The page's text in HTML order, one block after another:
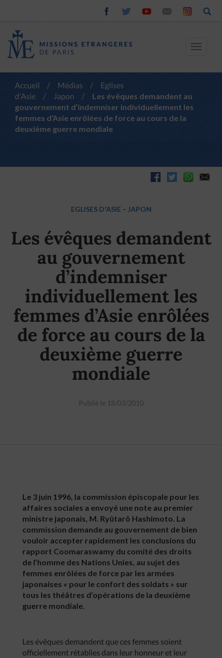
Toggle
Accueil / Médias /
Eglises
d'Asie
/ Japon /
Les évêques demandent au
gouvernement d’indemniser individuellement les
femmes d’Asie enrôlées de force au cours de la
deuxième guerre mondiale
EGLISES D'ASIE – JAPON
Les évêques demandent
au gouvernement
d’indemniser
individuellement les
femmes d’Asie enrôlées
de force au cours de la
deuxième guerre
mondiale
Publié le 18/03/2010
Le 3 juin 1996, la commission épiscopale pour les
affaires sociales a envoyé une note au premier
ministre japonais, M. Ryûtarô Hashimoto. La
commission demande au gouvernement de bien
vouloir accepter rapidement les conclusions du
rapport Coomaraswamy du comité des droits
de l’homme des Nations Unies, au sujet des
femmes enrôlées de force par les armées
japonaises « pour le confort des soldats » sur
tous les théâtres d’opérations de la deuxième
guerre mondiale.
Les évêques demandent que ces femmes soient
officiellement rétablies dans leur honneur et leur